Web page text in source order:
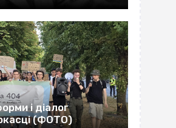
і діалог
(ФОТО)